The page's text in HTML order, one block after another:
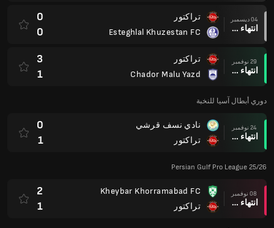
04 ديسمبر
انتهاء وقت المباراة
تراكتور
Esteghlal Khuzestan FC
0
0
29 نوفمبر
انتهاء وقت المباراة
تراكتور
Chador Malu Yazd
3
1
دوري أبطال آسيا للنخبة
24 نوفمبر
انتهاء وقت المباراة
نادي نسف قرشي
تراكتور
0
1
Persian Gulf Pro League 25/26
08 نوفمبر
انتهاء وقت المباراة
Kheybar Khorramabad FC
تراكتور
2
1